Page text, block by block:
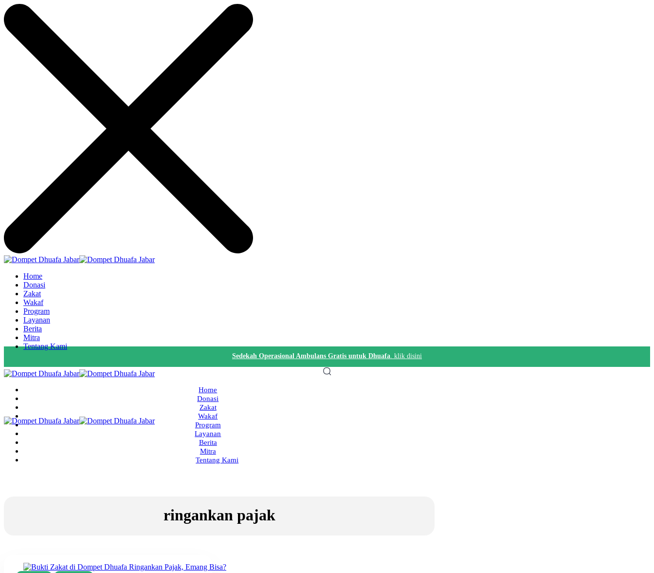
Home
Donasi
Zakat
Wakaf
Program
Layanan
Berita
Mitra
Tentang Kami
Sedekah Operasional Ambulans Gratis untuk Dhuafa. klik disini
Home
Donasi
Zakat
Wakaf
Program
Layanan
Berita
Mitra
Tentang Kami
ringankan pajak